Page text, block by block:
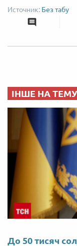
Без табу
ІНШЕ НА ТЕМУ
До 50 тисяч